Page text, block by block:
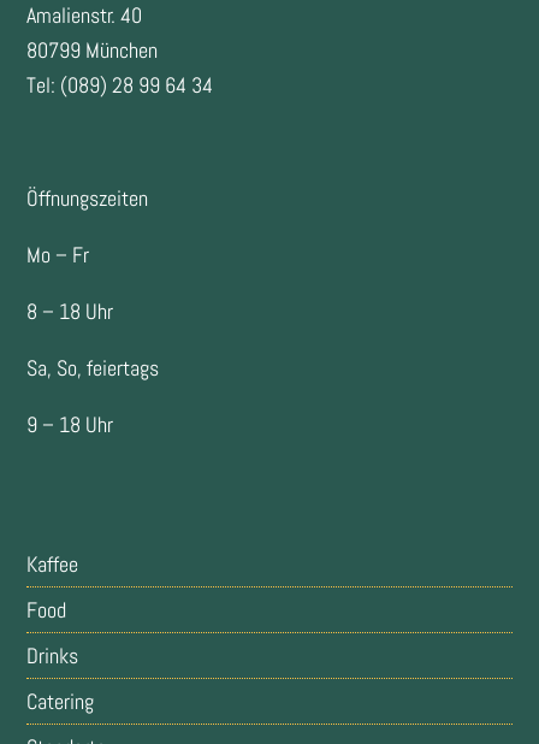
Amalienstr. 40
80799 München
Tel: (089) 28 99 64 34
Öffnungszeiten
Mo – Fr
8 – 18 Uhr
Sa, So, feiertags
9 – 18 Uhr
Kaffee
Food
Drinks
Catering